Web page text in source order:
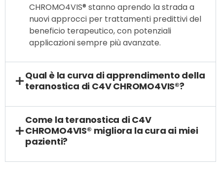
CHROMO4VIS® stanno aprendo la strada a
nuovi approcci per trattamenti predittivi del
beneficio terapeutico, con potenziali
applicazioni sempre più avanzate.
Qual è la curva di apprendimento della
teranostica di C4V CHROMO4VIS®?
Come la teranostica di C4V
CHROMO4VIS® migliora la cura ai miei
pazienti?